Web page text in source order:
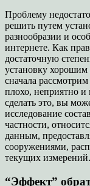
Проблему
решить путем
разнообразии и
интернете. Как
достаточную
установку
сначала
плохо, неприятно и
сделать это, вы
исследование
частности,
данным,
сооружениями,
текущих измерений.
“Эффект”